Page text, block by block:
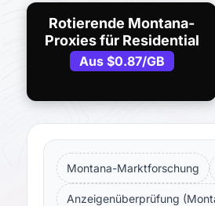
Rotierende Montana-
Proxies für Residential
Aus $0.87/GB
Montana-Marktforschung
Anzeigenüberprüfung